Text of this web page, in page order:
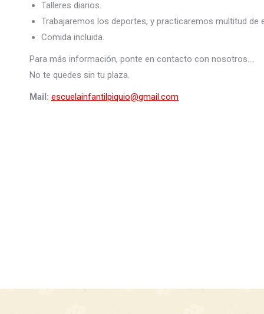
Talleres diarios.
Trabajaremos los deportes, y practicaremos multitud de
Comida incluida.
Para más información, ponte en contacto con nosotros….
No te quedes sin tu plaza.
Mail: escuelainfantilpiquio@gmail.com